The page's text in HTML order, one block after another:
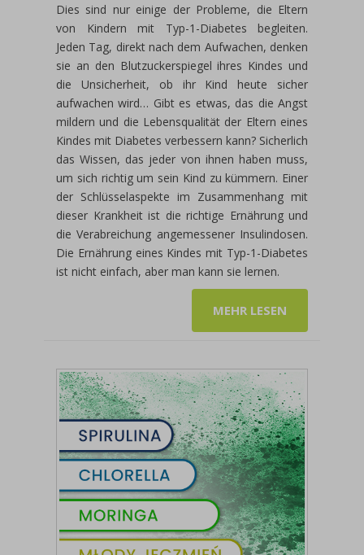
Dies sind nur einige der Probleme, die Eltern
von Kindern mit Typ-1-Diabetes begleiten.
Jeden Tag, direkt nach dem Aufwachen, denken
sie an den Blutzuckerspiegel ihres Kindes und
die Unsicherheit, ob ihr Kind heute sicher
aufwachen wird… Gibt es etwas, das die Angst
mildern und die Lebensqualität der Eltern eines
Kindes mit Diabetes verbessern kann? Sicherlich
das Wissen, das jeder von ihnen haben muss,
um sich richtig um sein Kind zu kümmern. Einer
der Schlüsselaspekte im Zusammenhang mit
dieser Krankheit ist die richtige Ernährung und
die Verabreichung angemessener Insulindosen.
Die Ernährung eines Kindes mit Typ-1-Diabetes
ist nicht einfach, aber man kann sie lernen.
MEHR LESEN